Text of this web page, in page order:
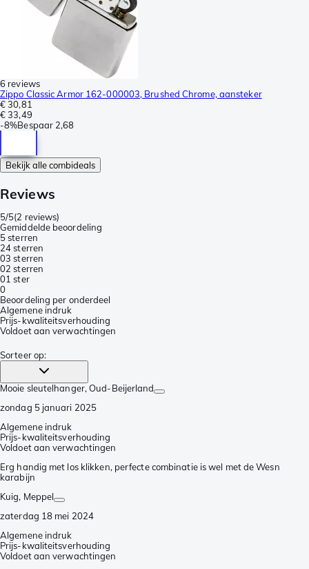
6 reviews
Zippo Classic Armor 162-000003, Brushed Chrome, aansteker
€ 30,81
€ 33,49
-8%Bespaar 2,68
Bekijk alle combideals
Reviews
5/5(2 reviews)
Gemiddelde beoordeling
5 sterren
24 sterren
03 sterren
02 sterren
01 ster
0
Beoordeling per onderdeel
Algemene indruk
Prijs-kwaliteitsverhouding
Voldoet aan verwachtingen
Sorteer op:
Mooie sleutelhanger, Oud-Beijerland
zondag 5 januari 2025
Algemene indruk
Prijs-kwaliteitsverhouding
Voldoet aan verwachtingen
Erg handig met los klikken, perfecte combinatie is wel met de Wesn
karabijn
Kuig, Meppel
zaterdag 18 mei 2024
Algemene indruk
Prijs-kwaliteitsverhouding
Voldoet aan verwachtingen